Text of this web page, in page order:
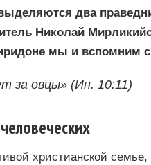
два
Николай
мы и вспомним
за овцы» (Ин. 10:11)
христианской семье,